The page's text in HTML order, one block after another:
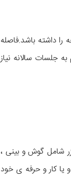
است تا بهترین نتیجه را داشته باشد.فاصله
بعد از گذراندن ۱۰ جلسه درمان باز هم به جلسات سالانه نیاز
شامل گوش و بینی ،
کار و حرفه ی خود